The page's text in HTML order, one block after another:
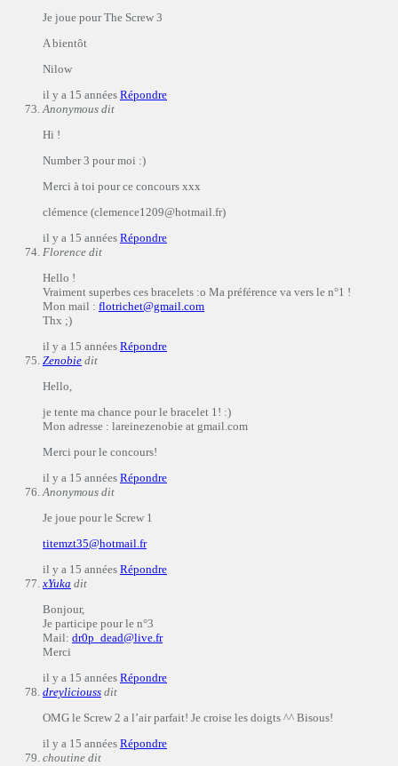
Je joue pour The Screw 3
A bientôt
Nilow
il y a 15 années Répondre
Anonymous dit
Hi !
Number 3 pour moi :)
Merci à toi pour ce concours xxx
clémence (clemence1209@hotmail.fr)
il y a 15 années Répondre
Florence dit
Hello !
Vraiment superbes ces bracelets :o Ma préférence va vers le n°1 !
Mon mail : flotrichet@gmail.com
Thx ;)
il y a 15 années Répondre
Zenobie dit
Hello,
je tente ma chance pour le bracelet 1! :)
Mon adresse : lareinezenobie at gmail.com
Merci pour le concours!
il y a 15 années Répondre
Anonymous dit
Je joue pour le Screw 1
titemzt35@hotmail.fr
il y a 15 années Répondre
xYuka dit
Bonjour,
Je participe pour le n°3
Mail: dr0p_dead@live.fr
Merci
il y a 15 années Répondre
dreyliciouss dit
OMG le Screw 2 a l’air parfait! Je croise les doigts ^^ Bisous!
il y a 15 années Répondre
choutine dit